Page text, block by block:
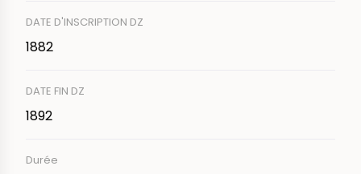
DATE D'INSCRIPTION DZ
1882
DATE FIN DZ
1892
Durée